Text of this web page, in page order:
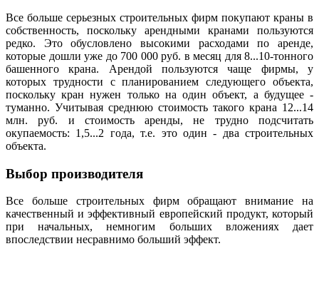
Все больше серьезных строительных фирм покупают краны в
собственность, поскольку арендными кранами пользуются
редко. Это обусловлено высокими расходами по аренде,
которые дошли уже до 700 000 руб. в месяц для 8...10-тонного
башенного крана. Арендой пользуются чаще фирмы, у
которых трудности с планированием следующего объекта,
поскольку кран нужен только на один объект, а будущее -
туманно. Учитывая среднюю стоимость такого крана 12...14
млн. руб. и стоимость аренды, не трудно подсчитать
окупаемость: 1,5...2 года, т.е. это один - два строительных
объекта.
Выбор производителя
Все больше строительных фирм обращают внимание на
качественный и эффективный европейский продукт, который
при начальных, немногим больших вложениях дает
впоследствии несравнимо больший эффект.